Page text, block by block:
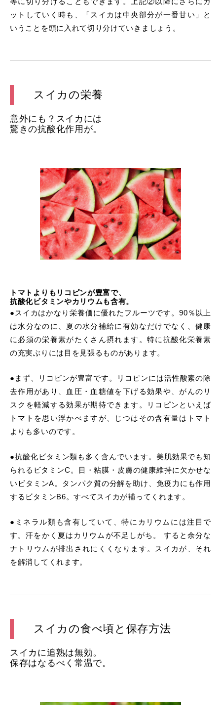
ットしていく時も、「スイカは中央部分が一番甘い」と
いうことを頭に入れて切り分けていきましょう。
スイカの栄養
意外にも？スイカには
驚きの抗酸化作用が。
トマトよりもリコピンが豊富で、
抗酸化ビタミンやカリウムも含有。
●スイカはかなり栄養価に優れたフルーツです。90％以上
は水分なのに、夏の水分補給に有効なだけでなく、健康
に必須の栄養素がたくさん摂れます。特に抗酸化栄養素
の充実ぶりには目を見張るものがあります。
●まず、リコピンが豊富です。リコピンには活性酸素の除
去作用があり、血圧・血糖値を下げる効果や、がんのリ
スクを軽減する効果が期待できます。リコピンといえば
トマトを思い浮かべますが、じつはその含有量はトマト
よりも多いのです。
●抗酸化ビタミン類も多く含んでいます。美肌効果でも知
られるビタミンC。目・粘膜・皮膚の健康維持に欠かせな
いビタミンA。タンパク質の分解を助け、免疫力にも作用
するビタミンB6。すべてスイカが補ってくれます。
●ミネラル類も含有していて、特にカリウムには注目で
す。汗をかく夏はカリウムが不足しがち。 すると余分な
ナトリウムが排出されにくくなります。スイカが、それ
を解消してくれます。
スイカの食べ頃と保存方法
スイカに追熟は無効。
保存はなるべく常温で。